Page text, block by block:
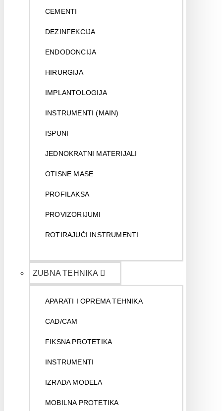
CEMENTI
DEZINFEKCIJA
ENDODONCIJA
HIRURGIJA
IMPLANTOLOGIJA
INSTRUMENTI (MAIN)
ISPUNI
JEDNOKRATNI MATERIJALI
OTISNE MASE
PROFILAKSA
PROVIZORIJUMI
ROTIRAJUĆI INSTRUMENTI
ZUBNA TEHNIKA
APARATI I OPREMA TEHNIKA
CAD/CAM
FIKSNA PROTETIKA
INSTRUMENTI
IZRADA MODELA
MOBILNA PROTETIKA